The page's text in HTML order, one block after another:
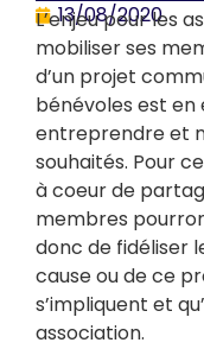
13/08/2020
L’enjeu pour les
mobiliser ses
d’un projet
bénévoles est
entreprendre et
souhaités. Pour
à coeur de
membres
donc de fidéliser
cause ou de ce
s’impliquent et
association.